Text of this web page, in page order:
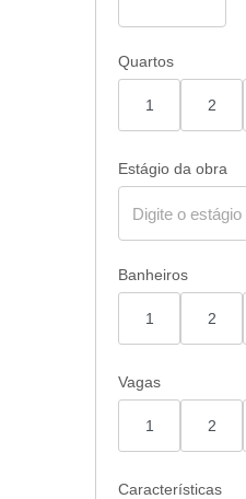
Quartos
1 2
Estágio da obra
Banheiros
1 2
Vagas
1 2
Características